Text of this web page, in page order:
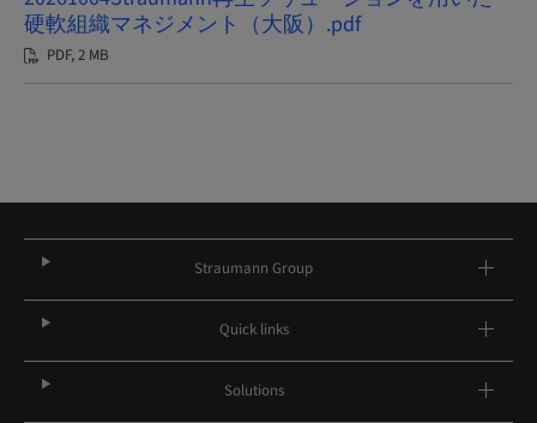
硬軟組織マネジメント（大阪）.pdf
PDF, 2 MB
Straumann Group
Quick links
Solutions